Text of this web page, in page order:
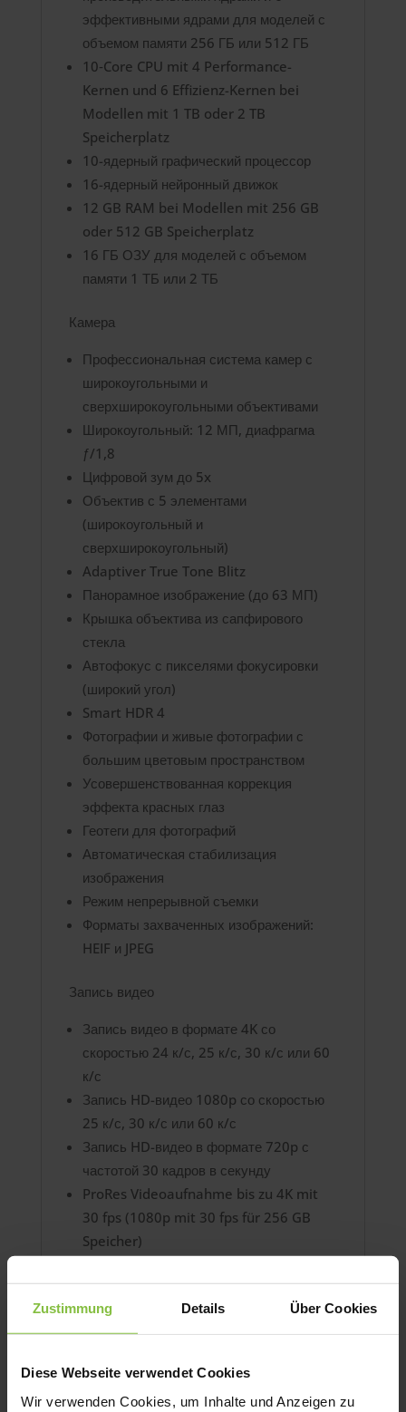
Zustimmung Details Über Cookies
Diese Webseite verwendet Cookies
Wir verwenden Cookies, um Inhalte und Anzeigen zu
эффективными ядрами для моделей с
объемом памяти 256 ГБ или 512 ГБ
10‑Core CPU mit 4 Performance-
Kernen und 6 Effizienz-Kernen bei
Modellen mit 1 TB oder 2 TB
Speicherplatz
10-ядерный графический процессор
16-ядерный нейронный движок
12 GB RAM bei Modellen mit 256 GB
oder 512 GB Speicherplatz
16 ГБ ОЗУ для моделей с объемом
памяти 1 ТБ или 2 ТБ
Камера
Профессиональная система камер с
широкоугольными и
сверхширокоугольными объективами
Широкоугольный: 12 МП, диафрагма
ƒ/1,8
Цифровой зум до 5x
Объектив с 5 элементами
(широкоугольный и
сверхширокоугольный)
Adaptiver True Tone Blitz
Панорамное изображение (до 63 МП)
Крышка объектива из сапфирового
стекла
Автофокус с пикселями фокусировки
(широкий угол)
Smart HDR 4
Фотографии и живые фотографии с
большим цветовым пространством
Усовершенствованная коррекция
эффекта красных глаз
Геотеги для фотографий
Автоматическая стабилизация
изображения
Режим непрерывной съемки
Форматы захваченных изображений:
HEIF и JPEG
Запись видео
Запись видео в формате 4K со
скоростью 24 к/с, 25 к/с, 30 к/с или 60
к/с
Запись HD-видео 1080p со скоростью
25 к/с, 30 к/с или 60 к/с
Запись HD-видео в формате 720p с
частотой 30 кадров в секунду
ProRes Video­aufnahme bis zu 4K mit
30 fps (1080p mit 30 fps für 256 GB
Speicher)
Adaptiver True Tone Blitz
Поддержка замедленной съемки видео
в формате 1080p со скоростью 120 или
Таймлапс-видео со стабилизацией
изображения